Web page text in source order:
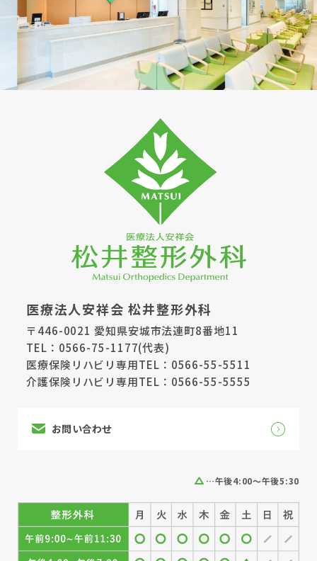
医療法人安祥会 松井整形外科
〒446-0021 愛知県安城市法連町8番地11
TEL： 0566-75-1177(代表)
医療保険リハビリ専用TEL： 0566-55-5511
介護保険リハビリ専用TEL： 0566-55-5555
お問い合わせ
…午後4:00～午後5:30